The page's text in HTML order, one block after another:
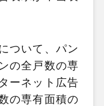
ついて、パン
の全戸数の専
ーネット広告
の専有面積の